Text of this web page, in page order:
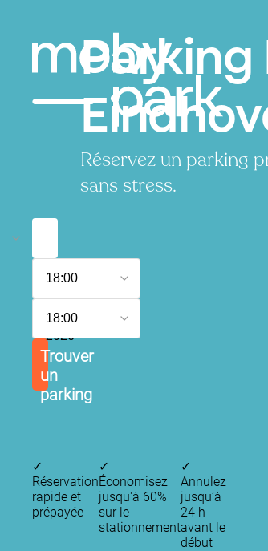
Parking
Réservez un parking
sans stress.
août
2026
18:00
août
2026
18:00
Trouver
un
parking
✓
Réservation
rapide et
prépayée
✓
Économisez
jusqu'à 60%
sur le
stationnement
✓
Annulez
jusqu’à
24 h
avant le
début